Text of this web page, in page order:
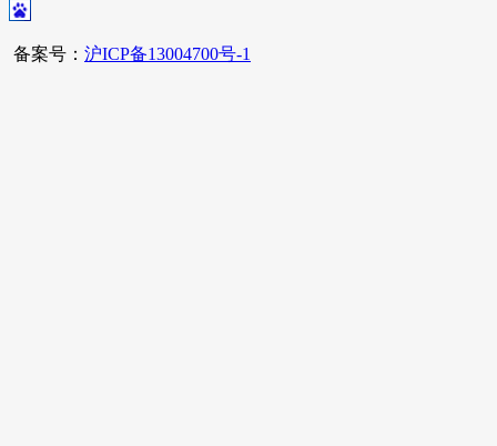
备案号： 沪ICP备13004700号-1